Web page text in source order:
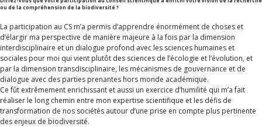
ou de la compréhension de la biodiversité ?
La participation au CS m’a permis d’apprendre énormément de choses et
d’élargir ma perspective de manière majeure à la fois par la dimension
interdisciplinaire et un dialogue profond avec les sciences humaines et
sociales pour moi qui vient plutôt des sciences de l’écologie et l’évolution, et
par la dimension transdisciplinaire, les mécanismes de gouvernance et de
dialogue avec des parties prenantes hors monde académique.
Ce fût extrêmement enrichissant et aussi un exercice d’humilité qui m’a fait
réaliser le long chemin entre mon expertise scientifique et les défis de
transformation de nos sociétés autour d’une prise en compte plus pertinente
des enjeux de biodiversité.